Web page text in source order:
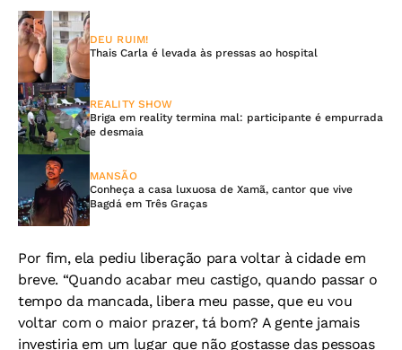
DEU RUIM!
Thais Carla é levada às pressas ao hospital
REALITY SHOW
Briga em reality termina mal: participante é empurrada
e desmaia
MANSÃO
Conheça a casa luxuosa de Xamã, cantor que vive
Bagdá em Três Graças
Por fim, ela pediu liberação para voltar à cidade em
breve. “Quando acabar meu castigo, quando passar o
tempo da mancada, libera meu passe, que eu vou
voltar com o maior prazer, tá bom? A gente jamais
investiria em um lugar que não gostasse das pessoas